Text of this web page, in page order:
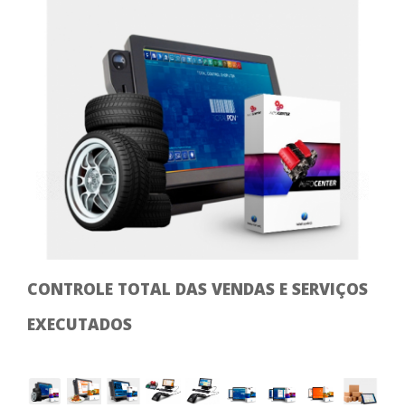
CONTROLE TOTAL DAS VENDAS E SERVIÇOS
EXECUTADOS